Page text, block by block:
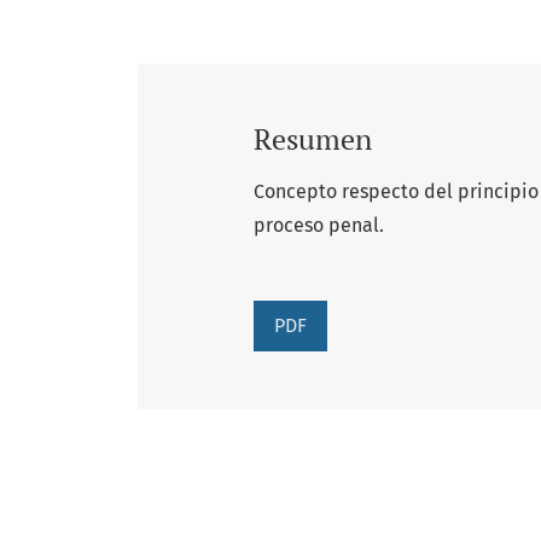
Resumen
Concepto respecto del
proceso penal.
PDF